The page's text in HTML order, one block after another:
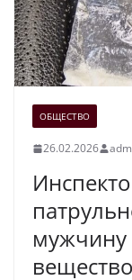
ОБЩЕСТВО
26.02.2026
мужчину